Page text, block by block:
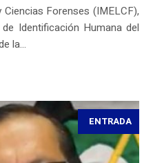
Forenses (IMELCF),
Identificación Humana del
la...
ENTRADA